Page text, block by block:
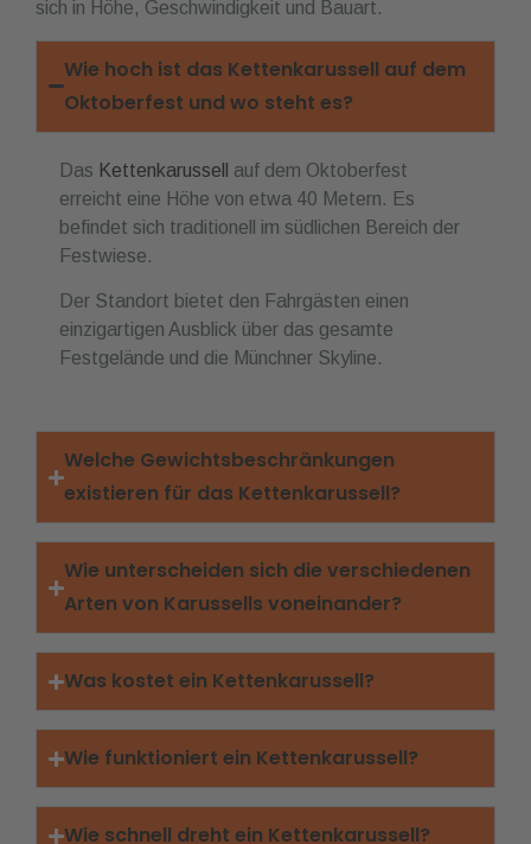
sich in Höhe, Geschwindigkeit und Bauart.
Wie hoch ist das Kettenkarussell auf dem
Oktoberfest und wo steht es?
Das Kettenkarussell
auf dem Oktoberfest
erreicht eine Höhe von etwa 40 Metern. Es
befindet sich traditionell im südlichen Bereich der
Festwiese.
Der Standort bietet den Fahrgästen einen
einzigartigen Ausblick über das gesamte
Festgelände und die Münchner Skyline.
Welche Gewichtsbeschränkungen
existieren für das Kettenkarussell?
Wie unterscheiden sich die verschiedenen
Arten von Karussells voneinander?
Was kostet ein Kettenkarussell?
Wie funktioniert ein Kettenkarussell?
Wie schnell dreht ein Kettenkarussell?